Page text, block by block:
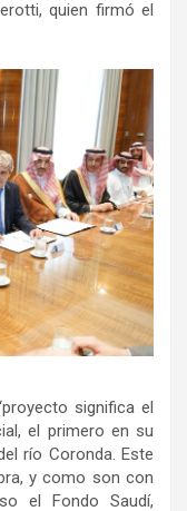
quien firmó el
significa el
el primero en su
río Coronda. Este
y como son con
el Fondo Saudí,